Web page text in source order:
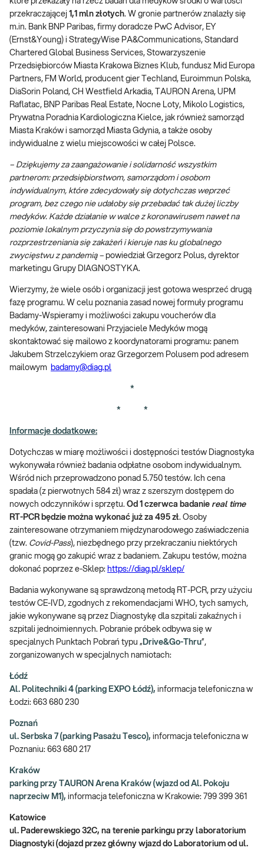
przekraczającej 1,1 mln złotych. W gronie partnerów znalazły się
m.in. Bank BNP Paribas, firmy doradcze PwC Advisor, EY
(Ernst&Young) i StrategyWise PA&Communications, Standard
Chartered Global Business Services, Stowarzyszenie
Przedsiębiorców Miasta Krakowa Biznes Klub, fundusz Mid Europa
Partners, FM World, producent gier Techland, Euroimmun Polska,
DiaSorin Poland, CH Westfield Arkadia, TAURON Arena, UPM
Raflatac, BNP Paribas Real Estate, Nocne Loty, Mikolo Logistics,
Prywatna Poradnia Kardiologiczna Kielce, jak również samorząd
Miasta Kraków i samorząd Miasta Gdynia, a także osoby
indywidualne z wielu miejscowości w całej Polsce.
– Dziękujemy za zaangażowanie i solidarność wszystkim
partnerom: przedsiębiorstwom, samorządom i osobom
indywidualnym, które zdecydowały się dotychczas weprzeć
program, bez czego nie udałoby się przebadać tak dużej liczby
medyków. Każde działanie w walce z koronawirusem nawet na
poziomie lokalnym przyczynia się do powstrzymywania
rozprzestrzeniania się zakażeń i kieruje nas ku globalnego
zwycięstwu z pandemią – powiedział Grzegorz Polus, dyrektor
marketingu Grupy DIAGNOSTYKA.
Wierzymy, że wiele osób i organizacji jest gotowa wesprzeć drugą
fazę programu. W celu poznania zasad nowej formuły programu
Badamy-Wspieramy i możliwości zakupu voucherów dla
medyków, zainteresowani Przyjaciele Medyków mogą
skontaktować się mailowo z koordynatorami programu: panem
Jakubem Strzelczykiem oraz Grzegorzem Polusem pod adresem
mailowym badamy@diag.pl
*
* *
Informacje dodatkowe:
Dotychczas w miarę możliwości i dostępności testów Diagnostyka
wykonywała również badania odpłatne osobom indywidualnym.
Wśród nich przeprowadzono ponad 5.750 testów. Ich cena
spadała (z pierwotnych 584 zł) wraz z szerszym dostępem do
nowych odczynników i sprzętu. Od 1 czerwca badanie real time
RT-PCR będzie można wykonać już za 495 zł. Osoby
zainteresowane otrzymaniem międzynarodowego zaświadczenia
(tzw. Covid-Pass), niezbędnego przy przekraczaniu niektórych
granic mogą go zakupić wraz z badaniem. Zakupu testów, można
dokonać poprzez e-Sklep: https://diag.pl/sklep/
Badania wykonywane są sprawdzoną metodą RT-PCR, przy użyciu
testów CE-IVD, zgodnych z rekomendacjami WHO, tych samych,
jakie wykonywane są przez Diagnostykę dla szpitali zakaźnych i
szpitali jednoimiennych. Pobranie próbek odbywa się w
specjalnych Punktach Pobrań typu „ Drive&Go-Thru”,
zorganizowanych w specjalnych namiotach:
Łódź
Al. Politechniki 4 (parking EXPO Łódź), informacja telefoniczna w
Łodzi: 663 680 230
Poznań
ul. Serbska 7 (parking Pasażu Tesco), informacja telefoniczna w
Poznaniu: 663 680 217
Kraków
parking przy TAURON Arena Kraków (wjazd od Al. Pokoju
naprzeciw M1), informacja telefoniczna w Krakowie: 799 399 361
Katowice
ul. Paderewskiego 32C, na terenie parkingu przy laboratorium
Diagnostyki (dojazd przez główny wjazd do Laboratorium od ul.